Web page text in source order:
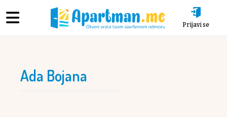
Prijavi se
Ada Bojana